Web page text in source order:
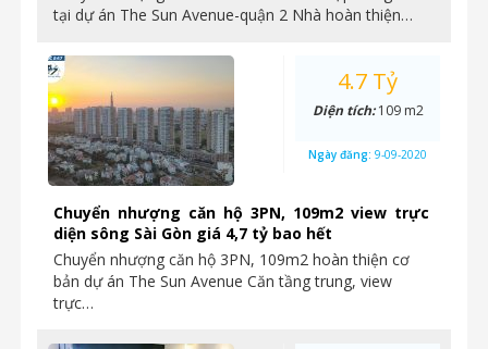
tại dự án The Sun Avenue-quận 2 Nhà hoàn thiện…
Chuyển nhượng căn hộ 3PN, 109m2 view trực
diện sông Sài Gòn giá 4,7 tỷ bao hết
Chuyển nhượng căn hộ 3PN, 109m2 hoàn thiện cơ
bản dự án The Sun Avenue Căn tầng trung, view
trực…
4.7 Tỷ
Diện tích:109 m2
Ngày đăng: 9-09-2020